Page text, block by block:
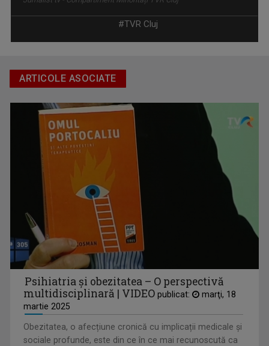
Radu Anghel este licențiat al Universitații ...
BĂNOI ALEXANDRU VALENTIN
#TVR Cluj
ARTICOLE ASOCIATE
Psihiatria și obezitatea – O perspectivă
multidisciplinară | VIDEO publicat:
marţi, 18
martie 2025
Obezitatea, o afecțiune cronică cu implicații medicale și
sociale profunde, este din ce în ce mai recunoscută ca